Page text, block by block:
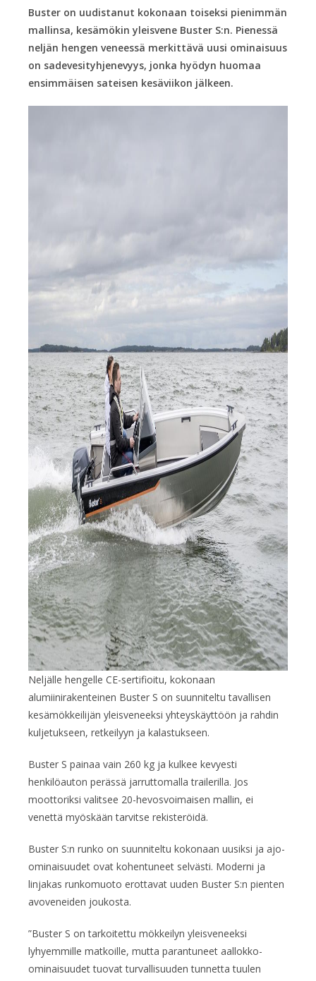
Buster on uudistanut kokonaan toiseksi pienimmän
mallinsa, kesämökin yleisvene Buster S:n. Pienessä
neljän hengen veneessä merkittävä uusi ominaisuus
on sadevesityhjenevyys, jonka hyödyn huomaa
ensimmäisen sateisen kesäviikon jälkeen.
Neljälle hengelle CE-sertifioitu, kokonaan
alumiinirakenteinen Buster S on suunniteltu tavallisen
kesämökkeilijän yleisveneeksi yhteyskäyttöön ja rahdin
kuljetukseen, retkeilyyn ja kalastukseen.
Buster S painaa vain 260 kg ja kulkee kevyesti
henkilöauton perässä jarruttomalla trailerilla. Jos
moottoriksi valitsee 20-hevosvoimaisen mallin, ei
venettä myöskään tarvitse rekisteröidä.
Buster S:n runko on suunniteltu kokonaan uusiksi ja ajo-
ominaisuudet ovat kohentuneet selvästi. Moderni ja
linjakas runkomuoto erottavat uuden Buster S:n pienten
avoveneiden joukosta.
”Buster S on tarkoitettu mökkeilyn yleisveneeksi
lyhyemmille matkoille, mutta parantuneet aallokko-
ominaisuudet tuovat turvallisuuden tunnetta tuulen